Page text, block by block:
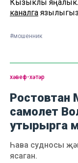
Кызыклы
каналга язылыгыз
#мошенник
хәвеф-хәтәр
Ростовтан
самолет
утырырга
Һава судносы
ясаган.